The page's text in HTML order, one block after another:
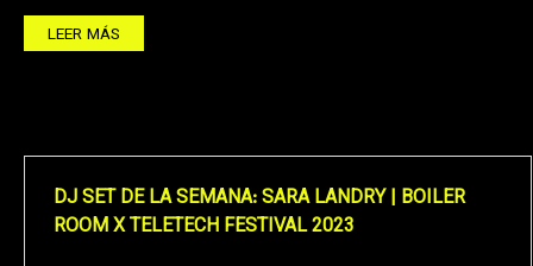
LEER MÁS
DJ SET DE LA SEMANA: SARA LANDRY | BOILER
ROOM X TELETECH FESTIVAL 2023